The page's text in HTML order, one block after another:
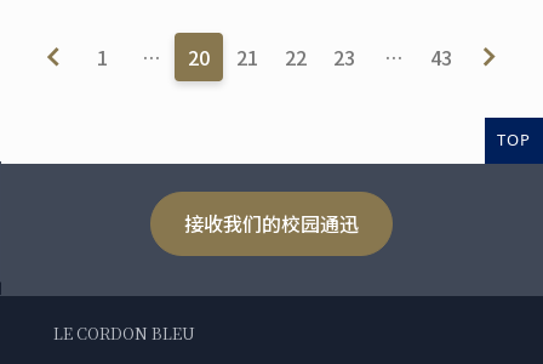
1 … 20 21 22 23 … 43
TOP
接收我们的校园通迅
LE CORDON BLEU